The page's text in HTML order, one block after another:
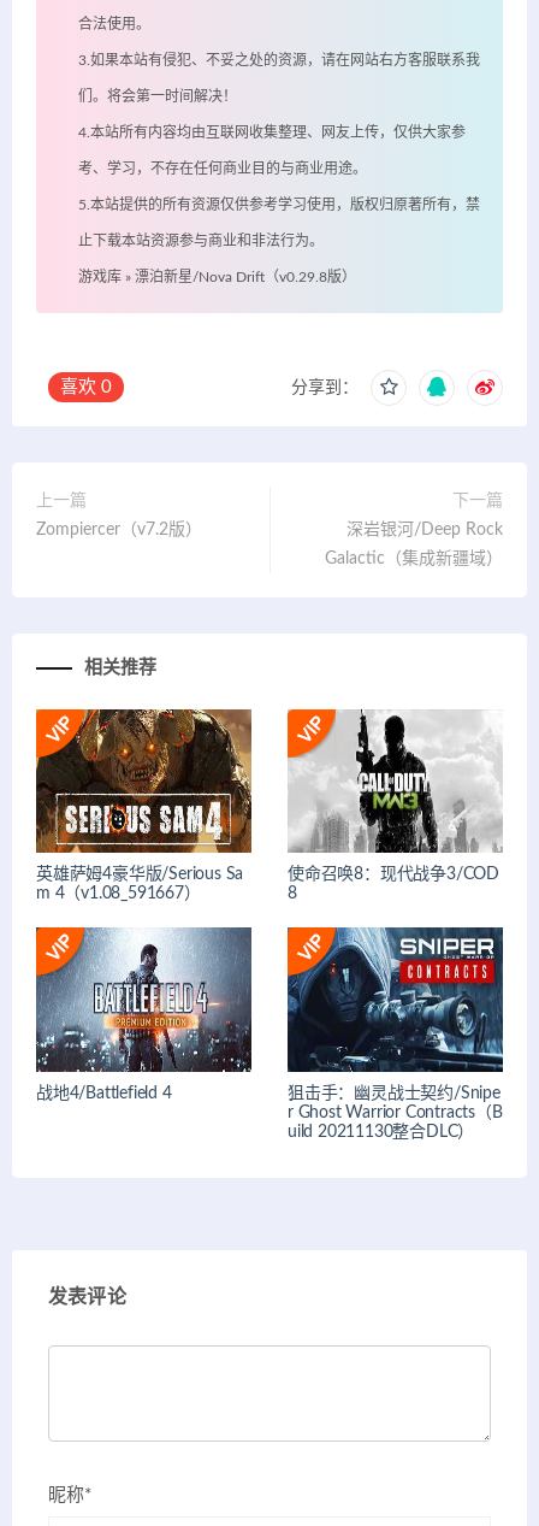
合法使用。
3.如果本站有侵犯、不妥之处的资源，请在网站右方客服联系我
们。将会第一时间解决！
4.本站所有内容均由互联网收集整理、网友上传，仅供大家参
考、学习，不存在任何商业目的与商业用途。
5.本站提供的所有资源仅供参考学习使用，版权归原著所有，禁
止下载本站资源参与商业和非法行为。
游戏库 » 漂泊新星/Nova Drift（v0.29.8版）
喜欢 0 分享到：
上一篇
Zompiercer（v7.2版）
下一篇
深岩银河/Deep Rock
Galactic（集成新疆域）
相关推荐
英雄萨姆4豪华版/Serious Sa
m 4（v1.08_591667）
使命召唤8：现代战争3/COD
8
战地4/Battlefield 4
狙击手：幽灵战士契约/Snipe
r Ghost Warrior Contracts（B
uild 20211130整合DLC）
发表评论
昵称*